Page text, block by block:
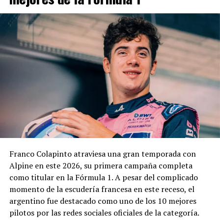
El cuerpo estará integrado por representantes del
EMDER, la Dirección General Legal y Técnica, la
Contaduría General y la Dirección General de
Contrataciones, áreas que deberán elaborar un informe
técnico, jurídico y contable antes de que la
administración municipal adopte una definición sobre el
En los fundamentos de la resolución se señala que la
complejidad y trascendencia de la solicitud hacen
necesario un estudio integral de la documentación
modificación vinculada a la composición societaria de la
empresa que obtuvo la concesión.
La novedad se conoce mientras la concesión del Minella
continúa envuelta en una delicadísima situación
jurídica. El proceso mediante el cual Minella Stadium
Franco Colapinto atraviesa una gran temporada con
Alpine en este 2026, su primera campaña completa
como titular en la Fórmula 1. A pesar del complicado
momento de la escudería francesa en este receso, el
argentino fue destacado como uno de los 10 mejores
pilotos por las redes sociales oficiales de la categoría.